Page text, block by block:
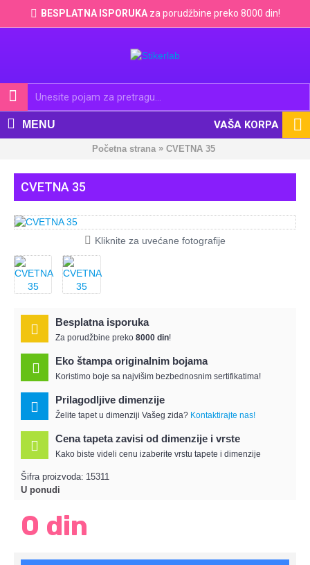
BESPLATNA ISPORUKA za porudžbine preko 8000 din!
VAŠA KORPA
MENU
Početna strana» CVETNA 35
CVETNA 35
Kliknite za uvećane fotografije
Besplatna isporuka
Za porudžbine preko 8000 din!
Eko štampa originalnim bojama
Koristimo boje sa najvišim bezbednosnim sertifikatima!
Prilagodljive dimenzije
Želite tapet u dimenziji Vašeg zida? Kontaktirajte nas!
Cena tapeta zavisi od dimenzije i vrste
Kako biste videli cenu izaberite vrstu tapete i dimenzije
Šifra proizvoda: 15311
U ponudi
0 din